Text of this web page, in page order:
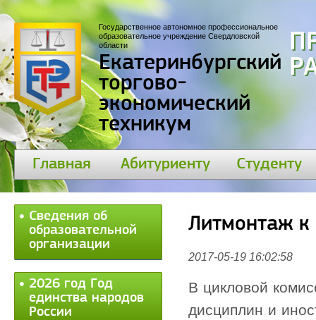
Государственное автономное профессиональное
образовательное учреждение Свердловской
области
Екатеринбургский
торгово-
экономический
техникум
Главная Абитуриенту Студенту
Сведения об
образовательной
организации
2026 год Год
единства народов
России
Литмонтаж к
2017-05-19 16:02:58
В цикловой
дисциплин и